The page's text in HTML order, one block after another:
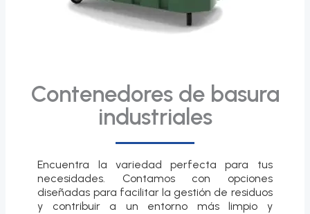
Contenedores de basura
industriales
Encuentra la variedad perfecta para tus
necesidades. Contamos con opciones
diseñadas para facilitar la gestión de residuos
y contribuir a un entorno más limpio y